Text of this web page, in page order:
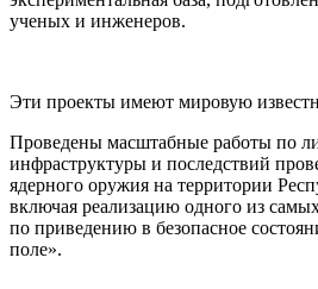
ученых и инженеров.
Эти проекты имеют мировую
Проведены масштабные работы по
инфраструктуры и последствий
ядерного оружия на территории
включая реализацию одного из
по приведению в безопасное
поле».